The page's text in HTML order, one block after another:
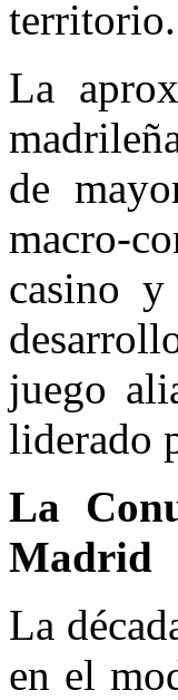
territorio.
La
de
macro-
casino
juego
liderado
La
Madrid
La
en el